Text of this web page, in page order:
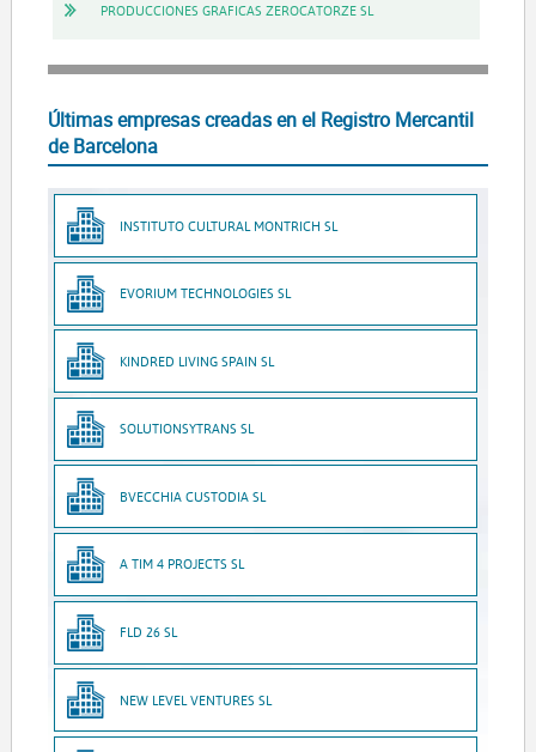
PRODUCCIONES GRAFICAS ZEROCATORZE SL
Últimas empresas creadas en el Registro Mercantil
de Barcelona
INSTITUTO CULTURAL MONTRICH SL
EVORIUM TECHNOLOGIES SL
KINDRED LIVING SPAIN SL
SOLUTIONSYTRANS SL
BVECCHIA CUSTODIA SL
A TIM 4 PROJECTS SL
FLD 26 SL
NEW LEVEL VENTURES SL